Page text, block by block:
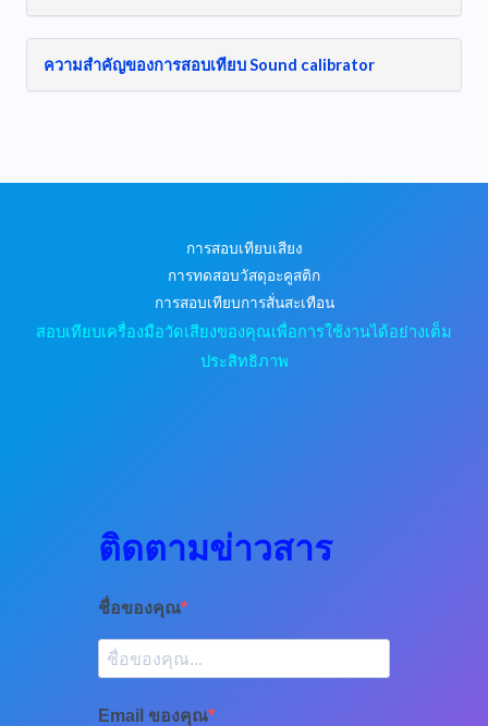
ความสำคัญของการสอบเทียบ Sound calibrator
การสอบเทียบเสียง
การทดสอบวัสดุอะคูสติก
การสอบเทียบการสั่นสะเทือน
สอบเทียบเครื่องมือวัดเสียงของคุณเพื่อการใช้งานได้อย่างเต็ม
ประสิทธิภาพ
ติดตามข่าวสาร
ชื่อของคุณ
Email ของคุณ